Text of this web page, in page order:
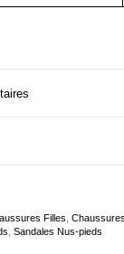
Filles ,
,Sandales Nus-pieds